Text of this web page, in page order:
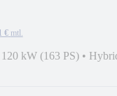
€ mtl.
120 kW (163 PS) •